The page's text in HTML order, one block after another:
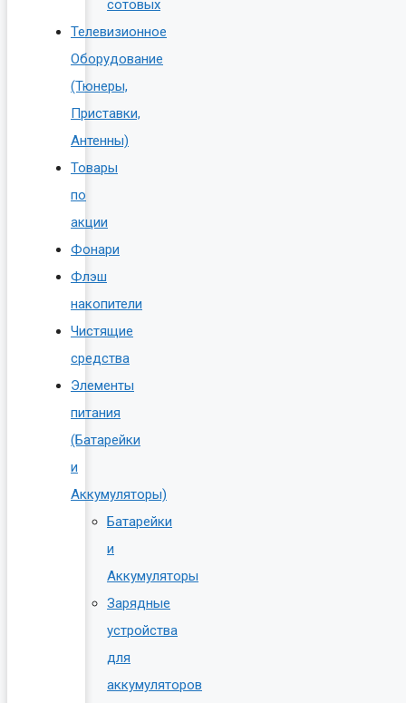
сотовых
Телевизионное
Оборудование
(Тюнеры,
Приставки,
Антенны)
Товары
по
акции
Фонари
Флэш
накопители
Чистящие
средства
Элементы
питания
(Батарейки
и
Аккумуляторы)
Батарейки
и
Аккумуляторы
Зарядные
устройства
для
аккумуляторов